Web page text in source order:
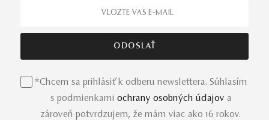
*Chcem sa prihlásiť k odberu newslettera. Súhlasím
s podmienkami ochrany osobných údajov a
zároveň potvrdzujem, že mám viac ako 16 rokov.